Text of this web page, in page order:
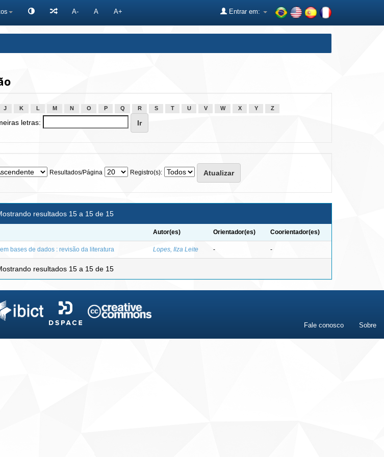
A- A A+ Entrar em:
J K L M N O P Q R S T U V W X Y Z
letras:
Resultados/Página Registro(s):
resultados 15 a 15 de 15
Autor(es) Orientador(es) Coorientador(es)
bases de dados : revisão da literatura Lopes, Ilza Leite - -
resultados 15 a 15 de 15
Fale conosco Sobre